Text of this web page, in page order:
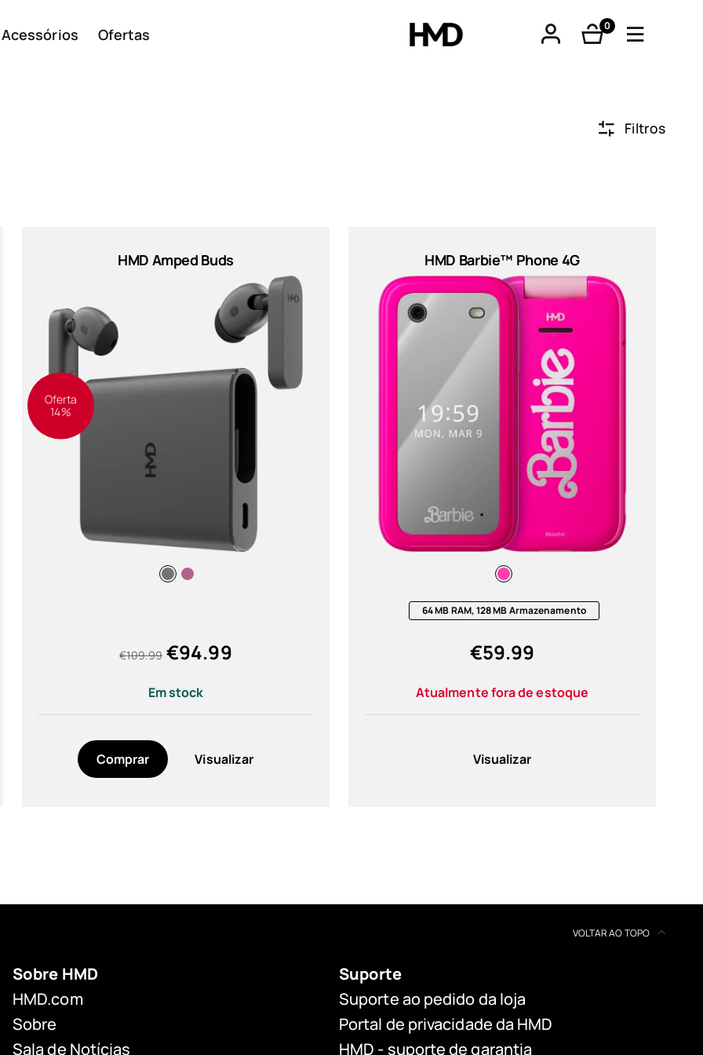
Acessórios Ofertas
0
produtos
Telemóveis
básicos
Acessórios
Ofertas
Filtros
HMD Amped Buds
Oferta
14%
€109.99 €94.99
Em stock
Comprar Visualizar
HMD Barbie™ Phone 4G
64 MB RAM, 128 MB Armazenamento
€59.99
Atualmente fora de estoque
Visualizar
VOLTAR AO TOPO
Sobre HMD
HMD.com
Sobre
Sala de Notícias
Suporte
Suporte ao pedido da loja
Portal de privacidade da HMD
HMD - suporte de garantia